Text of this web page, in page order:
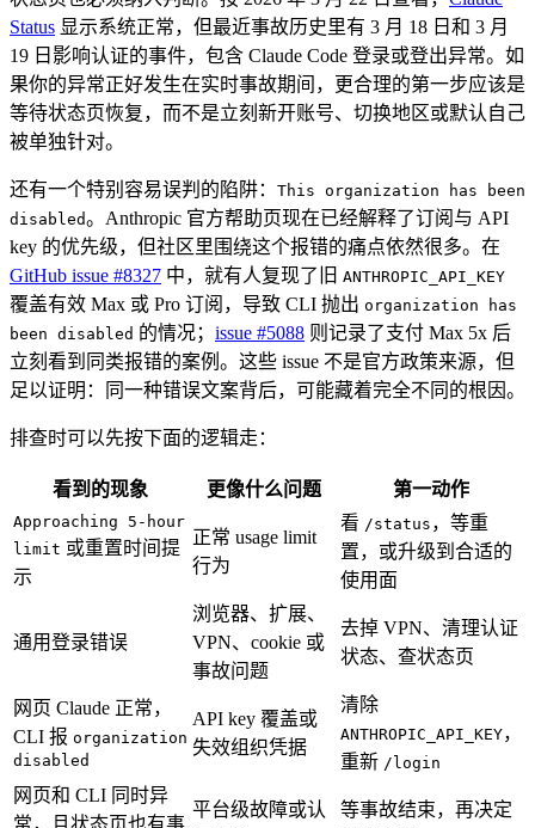
Status 显示系统正常，但最近事故历史里有 3 月 18 日和 3 月
19 日影响认证的事件，包含 Claude Code 登录或登出异常。如
果你的异常正好发生在实时事故期间，更合理的第一步应该是
等待状态页恢复，而不是立刻新开账号、切换地区或默认自己
被单独针对。
还有一个特别容易误判的陷阱： This organization has been
disabled。Anthropic 官方帮助页现在已经解释了订阅与 API
key 的优先级，但社区里围绕这个报错的痛点依然很多。在
GitHub issue #8327 中，就有人复现了旧 ANTHROPIC_API_KEY
覆盖有效 Max 或 Pro 订阅，导致 CLI 抛出 organization has
been disabled 的情况； issue #5088 则记录了支付 Max 5x 后
立刻看到同类报错的案例。这些 issue 不是官方政策来源，但
足以证明：同一种错误文案背后，可能藏着完全不同的根因。
排查时可以先按下面的逻辑走：
看到的现象 更像什么问题 第一动作
Approaching 5-hour
limit 或重置时间提
示
正常 usage limit
行为
看 /status ，等重
置，或升级到合适的
使用面
通用登录错误
浏览器、扩展、
VPN、cookie 或
事故问题
去掉 VPN、清理认证
状态、查状态页
网页 Claude 正常，
CLI 报 organization
disabled
API key 覆盖或
失效组织凭据
清除
ANTHROPIC_API_KEY，
重新 /login
网页和 CLI 同时异
常，且状态页也有事
平台级故障或认
等事故结束，再决定